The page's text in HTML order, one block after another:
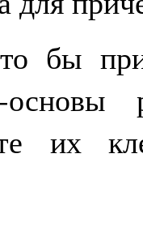
бы
их